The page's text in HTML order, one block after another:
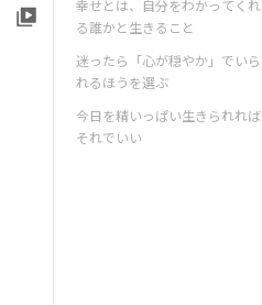
幸せとは、自分をわかってくれ
る誰かと生きること
迷ったら「心が穏やか」でいら
れるほうを選ぶ
今日を精いっぱい生きられれば
それでいい